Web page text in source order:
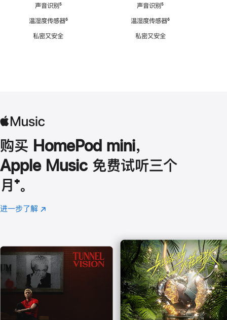
声音识别脚
⁵
温湿度传感器脚
⁶
私密又安全
声音识别脚
⁵
温湿度传感器脚
⁶
私密又安全
购买 HomePod mini，
Apple Music 免费试听三个
月 脚
注
⁺。
进一步了解 Apple
(在
口
中
打
开)